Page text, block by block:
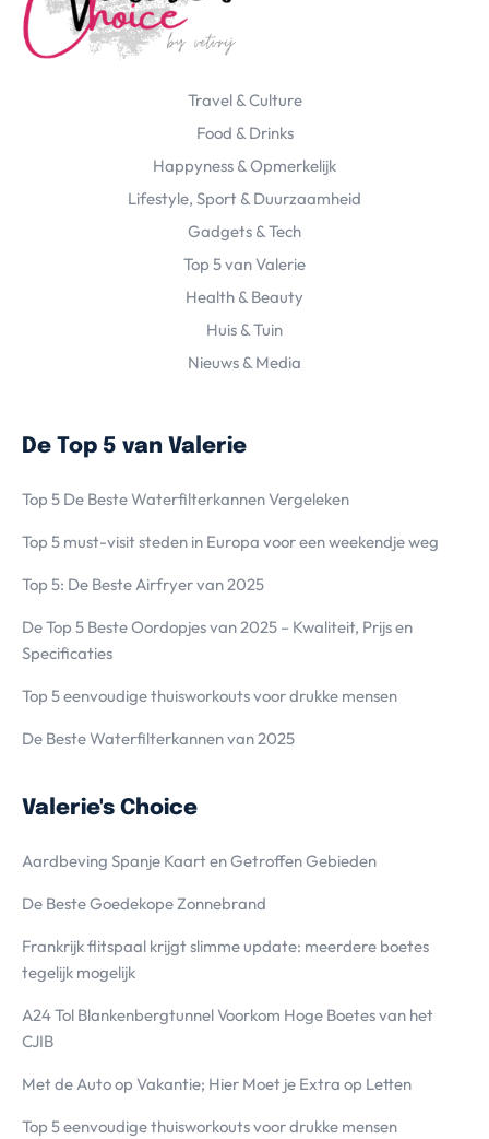
Travel & Culture
Food & Drinks
Happyness & Opmerkelijk
Lifestyle, Sport & Duurzaamheid
Gadgets & Tech
Top 5 van Valerie
Health & Beauty
Huis & Tuin
Nieuws & Media
De Top 5 van Valerie
Top 5 De Beste Waterfilterkannen Vergeleken
Top 5 must-visit steden in Europa voor een weekendje weg
Top 5: De Beste Airfryer van 2025
De Top 5 Beste Oordopjes van 2025 – Kwaliteit, Prijs en
Specificaties
Top 5 eenvoudige thuisworkouts voor drukke mensen
De Beste Waterfilterkannen van 2025
Valerie's Choice
Aardbeving Spanje Kaart en Getroffen Gebieden
De Beste Goedekope Zonnebrand
Frankrijk flitspaal krijgt slimme update: meerdere boetes
tegelijk mogelijk
A24 Tol Blankenbergtunnel Voorkom Hoge Boetes van het
CJIB
Met de Auto op Vakantie; Hier Moet je Extra op Letten
Top 5 eenvoudige thuisworkouts voor drukke mensen